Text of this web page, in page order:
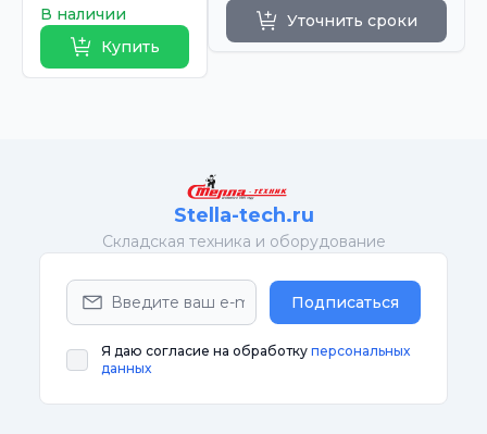
В наличии
Купить
Уточнить сроки
Stella-tech.ru
Cкладская техника и оборудование
Подписаться
Я даю согласие на обработку персональных
данных